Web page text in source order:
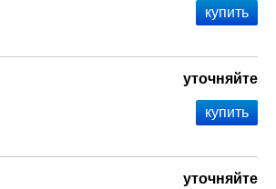
уточняйте
уточняйте